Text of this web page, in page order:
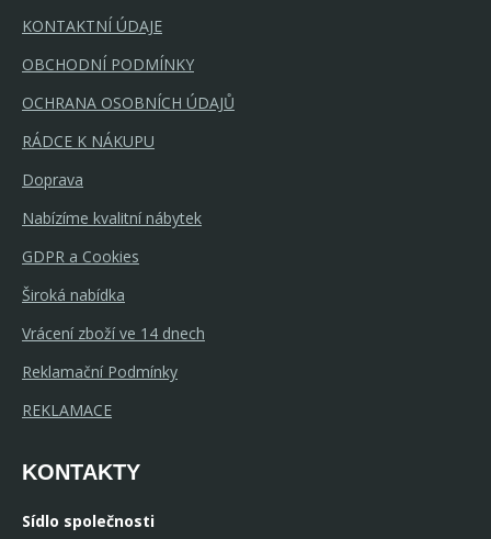
KONTAKTNÍ ÚDAJE
OBCHODNÍ PODMÍNKY
OCHRANA OSOBNÍCH ÚDAJŮ
RÁDCE K NÁKUPU
Doprava
Nabízíme kvalitní nábytek
GDPR a Cookies
Široká nabídka
Vrácení zboží ve 14 dnech
Reklamační Podmínky
REKLAMACE
KONTAKTY
Sídlo společnosti